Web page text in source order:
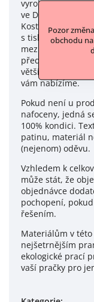
Pozor
obchodu
vyrobena v
ve Dvoře Králové
Kostelci. Jedná
s tisky. Dále o
meziválečného
před zabavením
většina se
vám nabízíme.
Pokud není u
nafoceny, jedná
100% kondici.
patinu, materiál
(nejenom) oděvu.
Vzhledem k
může stát, že
objednávce
pochopení,
řešením.
Materiálům v této
nejšetrnějším
ekologické prací
vaší pračky pro